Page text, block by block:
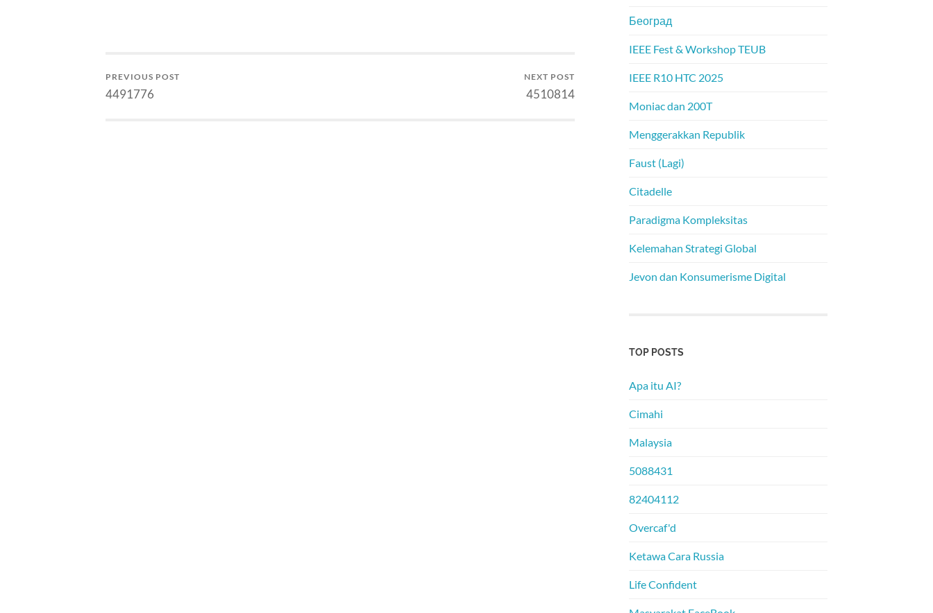
PREVIOUS POST
4491776
NEXT POST
4510814
Београд
IEEE Fest & Workshop TEUB
IEEE R10 HTC 2025
Moniac dan 200T
Menggerakkan Republik
Faust (Lagi)
Citadelle
Paradigma Kompleksitas
Kelemahan Strategi Global
Jevon dan Konsumerisme Digital
TOP POSTS
Apa itu AI?
Cimahi
Malaysia
5088431
82404112
Overcaf'd
Ketawa Cara Russia
Life Confident